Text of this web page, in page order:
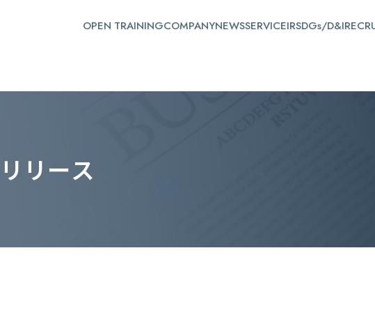
OPEN TRAININGCOMPANYNEWSSERVICEIRSDGs/D&I
リ リ ース